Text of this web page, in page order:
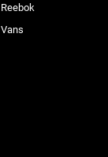
Reebok
Vans